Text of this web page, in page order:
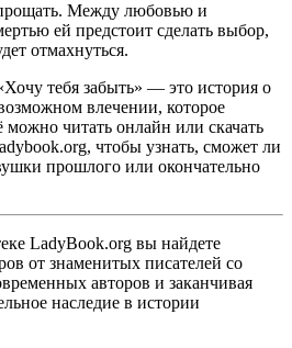
прощать. Между любовью и
ей предстоит сделать выбор,
отмахнуться.
тебя забыть» — это история о
влечении, которое
можно читать онлайн или скачать
чтобы узнать, сможет ли
прошлого или окончательно
LadyBook.org вы найдете
от знаменитых писателей со
авторов и заканчивая
наследие в истории